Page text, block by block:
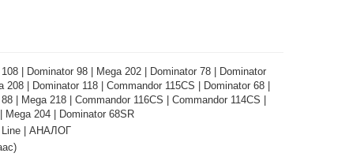
108 | Dominator 98 | Mega 202 | Dominator 78 | Dominator
208 | Dominator 118 | Commandor 115CS | Dominator 68 |
| Mega 218 | Commandor 116CS | Commandor 114CS |
Mega 204 | Dominator 68SR
Line | АНАЛОГ